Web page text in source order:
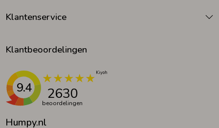
Humpy.nl
Klantenservice
Klantbeoordelingen
9.4 2630
beoordelingen